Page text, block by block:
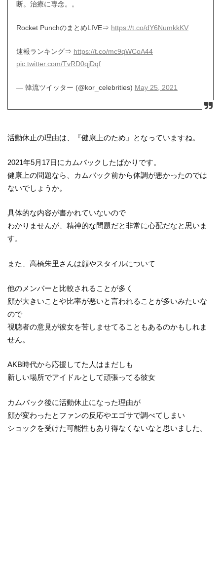
断。治療に専念。。
Rocket PunchのまとめLIVE⇒ https://t.co/dY6NumkkKV
速報ランキング⇒ https://t.co/mc9qWCoA44
pic.twitter.com/TvRD0qjDqf
— 韓流ツイッター (@kor_celebrities) May 25, 2021
活動休止の理由は、『健康上のため』となっていますね。
2021年5月17日にカムバックしたばかりです。
健康上の問題なら、カムバック前から体調が悪かったのでは
ないでしょうか。
具体的な内容が書かれていないので
わかりませんが、精神的な問題だと非常に心配だなと思いま
す。
また、高橋朱里さんは顔やスタイルについて
他のメンバーと比較されることが多く
顔が大きいことや比率が悪いと言われることが多いみたいな
ので
視聴者の意見が彼女を苦しませてることもあるのかもしれま
せん。
AKB時代から応援してた人はまだしも
新しい場所でアイドルとして頑張ってる彼女
カムバック後に活動休止になった理由が
顔が変わったとファンの反応やエゴサで調べてしまい
ショックを受けた可能性もあり得なくないなと思いました。